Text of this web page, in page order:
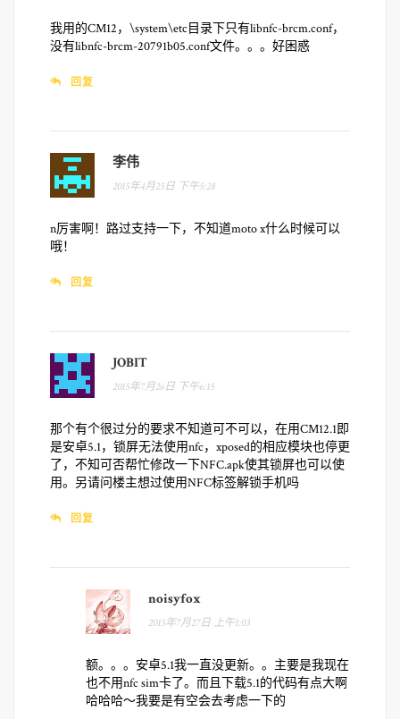
我用的CM12，\system\etc目录下只有libnfc-brcm.conf，
没有libnfc-brcm-20791b05.conf文件。。。好困惑
回复
李伟
2015年4月25日 下午5:28
n厉害啊！路过支持一下，不知道moto x什么时候可以
哦！
回复
JOBIT
2015年7月26日 下午6:15
那个有个很过分的要求不知道可不可以，在用CM12.1即
是安卓5.1，锁屏无法使用nfc，xposed的相应模块也停更
了，不知可否帮忙修改一下NFC.apk使其锁屏也可以使
用。另请问楼主想过使用NFC标签解锁手机吗
回复
noisyfox
2015年7月27日 上午1:03
额。。。安卓5.1我一直没更新。。主要是我现在
也不用nfc sim卡了。而且下载5.1的代码有点大啊
哈哈哈～我要是有空会去考虑一下的